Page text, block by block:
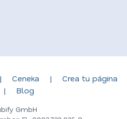
| Ceneka |
Crea tu página
|
Blog
GmbH